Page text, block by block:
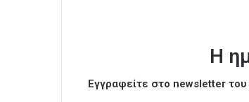
Η
Εγγραφείτε στο newsletter